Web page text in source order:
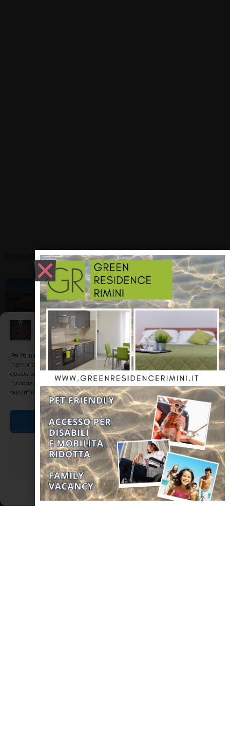
Gestisci Consenso
Per fornire le migliori esperienze, utilizziamo tecnologie come i cookie per
memorizzare e/o accedere alle informazioni del dispositivo. Il consenso a
queste tecnologie ci permetterà di elaborare dati come il comportamento di
navigazione o ID unici su questo sito. Non acconsentire o ritirare il consenso
può influire negativamente su alcune caratteristiche e funzioni.
Accetta
Nega
Visualizza le preferenze
Cookie Policy Dichiarazione sulla Privacy
Potrebbero interessarti:
GATTEO A MARE
Gatteo Mare
L’origine del nome della cittadina è frutto di tante ipotesi,
qualcuno sostiene derivi da un iscrizione ritrovata su un marmo
romano che citava Gattea, qualcun’altro sostiene sia una
derivazione di un genitivo di possesso, fatto sta che il nome è
LEGGI TUTTO »